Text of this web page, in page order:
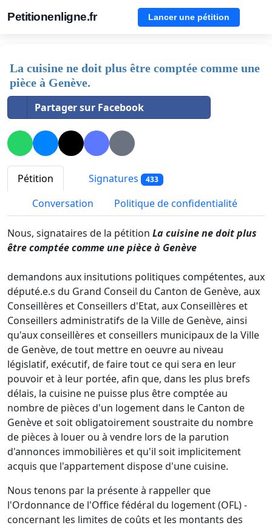
Petitionenligne.fr Lancer une pétition
La cuisine ne doit plus être comptée comme une
pièce à Genève.
Partager sur Facebook
Pétition Signatures 433
Conversation Politique de confidentialité
Nous, signataires de la pétition La cuisine ne doit plus
être comptée comme une pièce à Genève
demandons aux insitutions politiques compétentes, aux
député.e.s du Grand Conseil du Canton de Genève, aux
Conseillères et Conseillers d'Etat, aux Conseillères et
Conseillers administratifs de la Ville de Genève, ainsi
qu'aux conseillères et conseillers municipaux de la Ville
de Genève, de tout mettre en oeuvre au niveau
législatif, exécutif, de faire tout ce qui sera en leur
pouvoir et à leur portée, afin que, dans les plus brefs
délais, la cuisine ne puisse plus être comptée au
nombre de pièces d'un logement dans le Canton de
Genève et soit obligatoirement soustraite du nombre
de pièces à louer ou à vendre lors de la parution
d'annonces immobilières et qu'il soit implicitement
acquis que l'appartement dispose d'une cuisine.
Nous tenons par la présente à rappeller que
l'Ordonnance de l'Office fédéral du logement (OFL) -
concernant les limites de coûts et les montants des